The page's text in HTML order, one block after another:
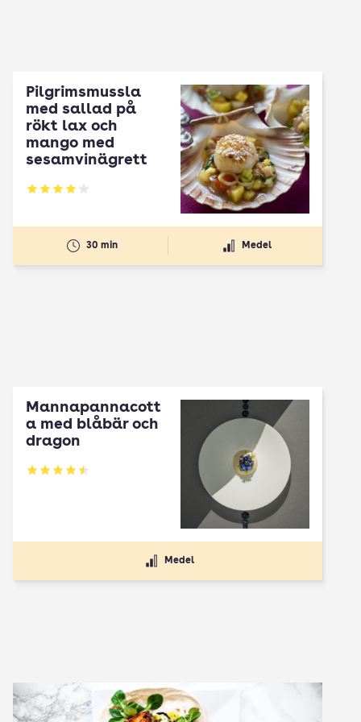
Pilgrimsmussla
med sallad på
rökt lax och
mango med
sesamvinägrett
Betyg: 3.95 av 5
30 min Medel
Mannapannacott
a med blåbär och
dragon
Betyg: 4.5 av 5
Medel